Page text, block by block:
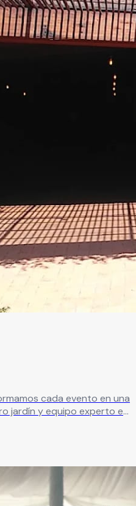
cada evento en una
jardín y equipo experto en
sorprender a tus